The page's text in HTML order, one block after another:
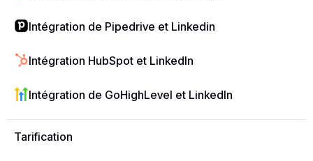
Intégration de Pipedrive et Linkedin
Intégration HubSpot et LinkedIn
Intégration de GoHighLevel et LinkedIn
Tarification
directement dans votre tableau de bord
synchronisez des messages